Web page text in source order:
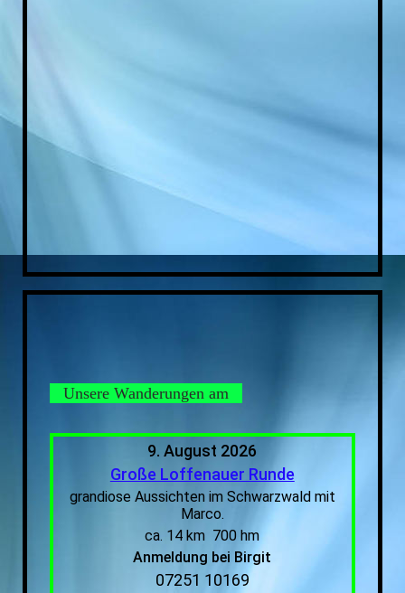
Unsere Wanderungen am
9. August 2026
Große Loffenauer Runde
grandiose Aussichten im Schwarzwald mit
Marco.
ca. 14 km 700 hm
Anmeldung bei Birgit
07251 10169